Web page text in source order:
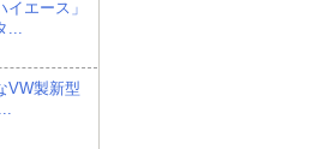
イエース」
...
VW製新型